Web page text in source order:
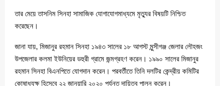
তার মেয়ে তাসনিম সিনহা সামাজিক যোগাযোগমাধ্যমে মৃত্যুর বিষয়টি নিশ্চিত
করেছেন।
জানা যায়, মিজানুর রহমান সিনহা ১৯৪৩ সালের ১৮ আগস্ট মুন্সীগঞ্জ জেলার লৌহজং
উপজেলার কলমা ইউনিয়ের ডহুরী গ্রামে জন্মগ্রহণ করেন। ১৯৯০ সালের মিজানুর
রহমান সিনহা বিএনপিতে যোগদান করেন। পরবর্তীতে তিনি দলটির কেন্দ্রীয় কমিটির
কোষাধ্যক্ষ হিসেবে ২২ জানুয়ারি ২০২০ পর্যন্ত দায়িত্ব পালন করেন।